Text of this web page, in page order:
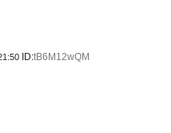
ID:tB6M12wQM